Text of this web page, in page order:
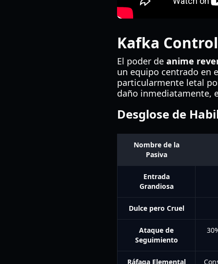
Kafka
El poder de anime
un equipo centrado en
particularmente letal
daño inmediatamente,
Desglose de
Nombre de la
Pasiva
Entrada
Grandiosa
Dulce pero Cruel
Ataque de
Seguimiento
Ráfaga Elemental